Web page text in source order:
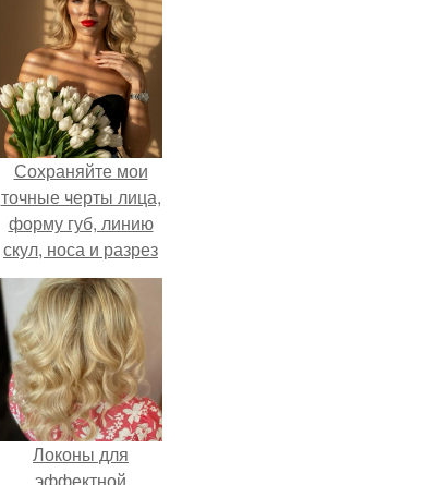
Сохраняйте мои
точные черты лица,
форму губ, линию
скул, носа и разрез
глаз.
Локоны для